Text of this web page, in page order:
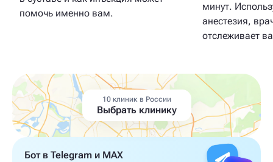
помочь именно вам.
минут.
анестезия,
отслеживает
10 клиник в России
Выбрать клинику
Бот в Telegram и MAX